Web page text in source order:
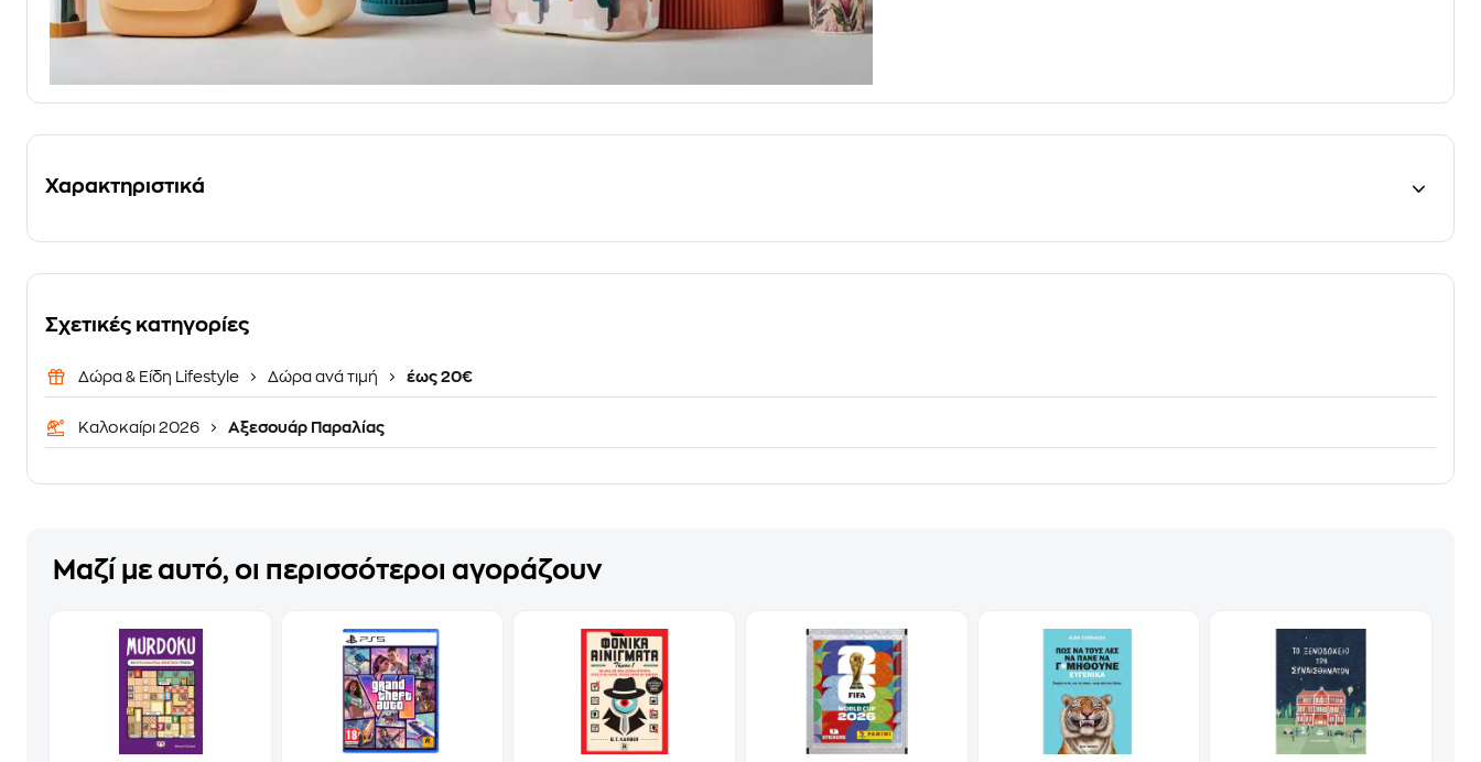
Χαρακτηριστικά
Σχετικές κατηγορίες
Δώρα & Είδη Lifestyle Δώρα ανά τιμή έως 20€
Καλοκαίρι 2026 Αξεσουάρ Παραλίας
Μαζί με αυτό, οι περισσότεροι αγοράζουν